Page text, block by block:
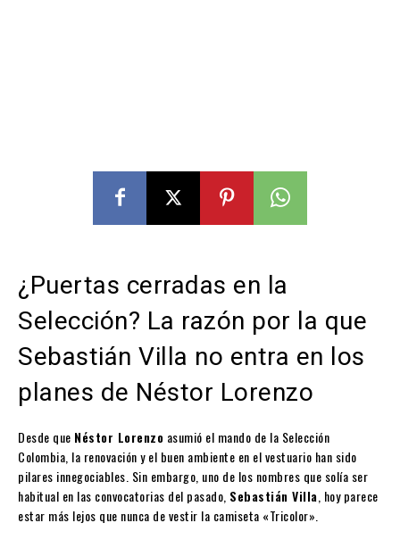
¿Puertas cerradas en la
Selección? La razón por la que
Sebastián Villa no entra en los
planes de Néstor Lorenzo
Desde que Néstor Lorenzo asumió el mando de la Selección
Colombia, la renovación y el buen ambiente en el vestuario han sido
pilares innegociables. Sin embargo, uno de los nombres que solía ser
habitual en las convocatorias del pasado, Sebastián Villa , hoy parece
estar más lejos que nunca de vestir la camiseta «Tricolor».